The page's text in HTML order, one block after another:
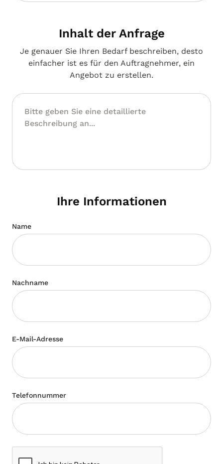
Inhalt der Anfrage
Je genauer Sie Ihren Bedarf beschreiben, desto
einfacher ist es für den Auftragnehmer, ein
Angebot zu erstellen.
Ihre Informationen
Name
Nachname
E-Mail-Adresse
Telefonnummer